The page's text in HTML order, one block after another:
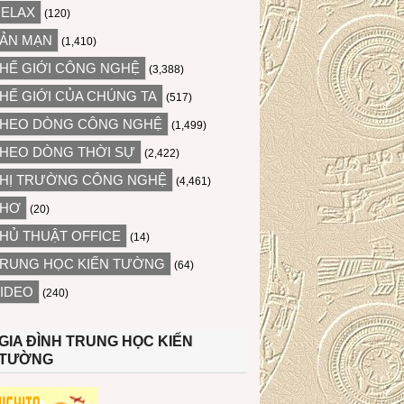
(120)
MẠN (1,410)
GIỚI CÔNG NGHỆ (3,388)
GIỚI CỦA CHÚNG TA (517)
DÒNG CÔNG NGHỆ (1,499)
DÒNG THỜI SỰ (2,422)
TRƯỜNG CÔNG NGHỆ (4,461)
(20)
THUẬT OFFICE (14)
HỌC KIẾN TƯỜNG (64)
(240)
ĐÌNH TRUNG HỌC KIẾN